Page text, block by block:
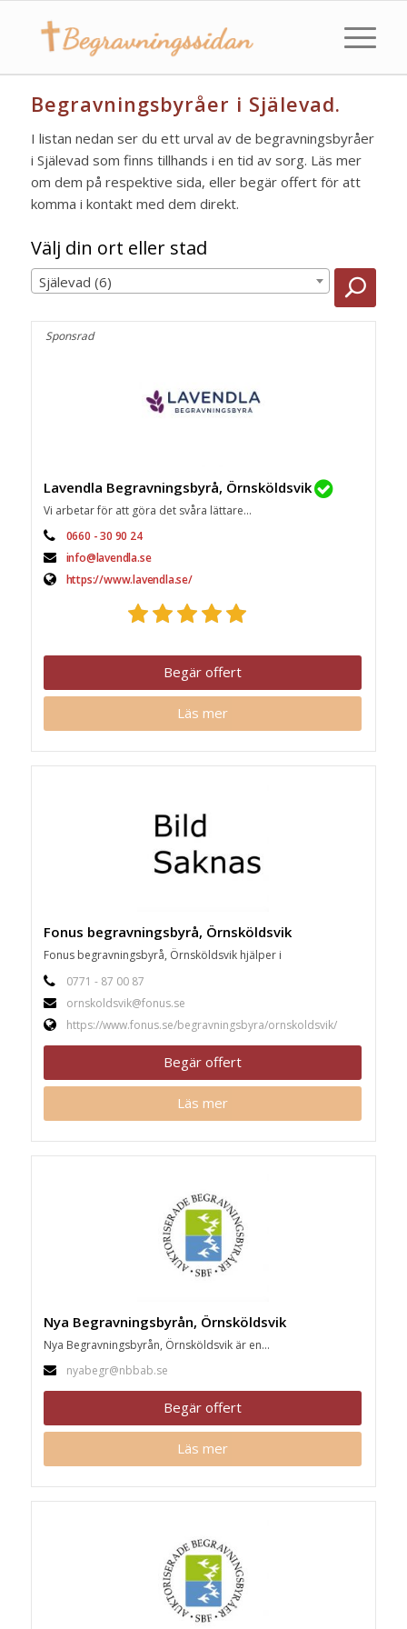
Begravningsbyråer i Själevad.
I listan nedan ser du ett urval av de begravningsbyråer
i Själevad som finns tillhands i en tid av sorg. Läs mer
om dem på respektive sida, eller begär offert för att
komma i kontakt med dem direkt.
Välj din ort eller stad
Själevad (6)
Sponsrad
Lavendla Begravningsbyrå, Örnsköldsvik
Vi arbetar för att göra det svåra lättare...
0660 - 30 90 24
info@lavendla.se
https://www.lavendla.se/
Begär offert
Läs mer
Fonus begravningsbyrå, Örnsköldsvik
Fonus begravningsbyrå, Örnsköldsvik hjälper i
0771 - 87 00 87
ornskoldsvik@fonus.se
https://www.fonus.se/begravningsbyra/ornskoldsvik/
Begär offert
Läs mer
Nya Begravningsbyrån, Örnsköldsvik
Nya Begravningsbyrån, Örnsköldsvik är en...
nyabegr@nbbab.se
Begär offert
Läs mer